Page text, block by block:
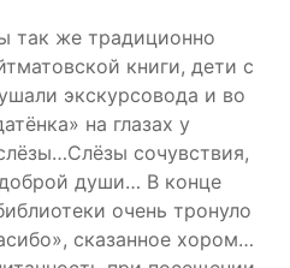
так же традиционно
книги, дети с
экскурсовода и во
на глазах у
сочувствия,
души… В конце
очень тронуло
сказанное хором…